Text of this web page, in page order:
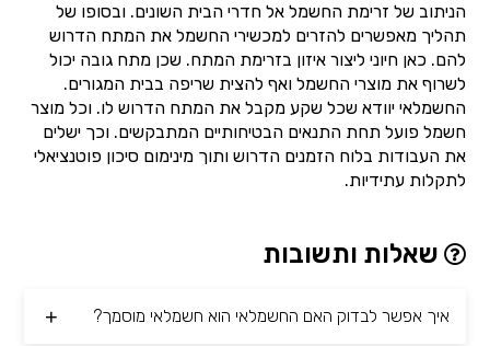
הניתוב של זרימת החשמל אל חדרי הבית השונים. ובסופו של
תהליך מאפשרים להזרים למכשירי החשמל את המתח הדרוש
להם. כאן חיוני ליצור איזון בזרימת המתח. שכן מתח גובה יכול
לשרוף את מוצרי החשמל ואף להצית שריפה בבית המגורים.
החשמלאי יוודא שכל שקע מקבל את המתח הדרוש לו. וכל מוצר
חשמל פועל תחת התנאים הבטיחותיים המתבקשים. וכך ישלים
את העבודות בלוח הזמנים הדרוש ותוך מינימום סיכון פוטנציאלי
לתקלות עתידיות.
שאלות ותשובות
איך אפשר לבדוק האם החשמלאי הוא חשמלאי מוסמך?